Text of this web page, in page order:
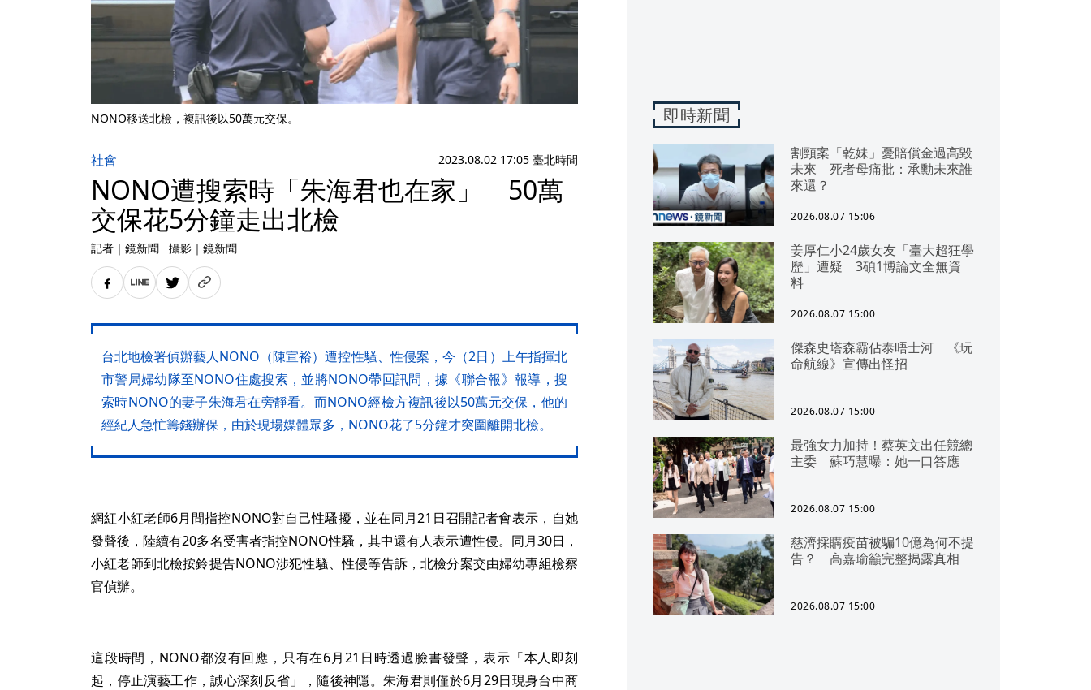
NONO移送北檢，複訊後以50萬元交保。
社會 2023.08.02 17:05 臺北時間
NONO遭搜索時「朱海君也在家」 50萬
交保花5分鐘走出北檢
記者 ｜ 鏡新聞 攝影 ｜ 鏡新聞
台北地檢署偵辦藝人NONO（陳宣裕）遭控性騷、性侵案，今（2日）上午指揮北
市警局婦幼隊至NONO住處搜索，並將NONO帶回訊問，據《聯合報》報導，搜
索時NONO的妻子朱海君在旁靜看。而NONO經檢方複訊後以50萬元交保，他的
經紀人急忙籌錢辦保，由於現場媒體眾多，NONO花了5分鐘才突圍離開北檢。
網紅小紅老師6月間指控NONO對自己性騷擾，並在同月21日召開記者會表示，自她
發聲後，陸續有20多名受害者指控NONO性騷，其中還有人表示遭性侵。同月30日，
小紅老師到北檢按鈴提告NONO涉犯性騷、性侵等告訴，北檢分案交由婦幼專組檢察
官偵辦。
這段時間，NONO都沒有回應，只有在6月21日時透過臉書發聲，表示「本人即刻
起，停止演藝工作，誠心深刻反省」，隨後神隱。朱海君則僅於6月29日現身台中商
即時新聞
割頸案「乾妹」憂賠償金過高毀
未來 死者母痛批：承勳未來誰
來還？
2026.08.07 15:06
姜厚仁小24歲女友「臺大超狂學
歷」遭疑 3碩1博論文全無資
料
2026.08.07 15:00
傑森史塔森霸佔泰晤士河 《玩
命航線》宣傳出怪招
2026.08.07 15:00
最強女力加持！蔡英文出任競總
主委 蘇巧慧曝：她一口答應
2026.08.07 15:00
慈濟採購疫苗被騙10億為何不提
告？ 高嘉瑜籲完整揭露真相
2026.08.07 15:00